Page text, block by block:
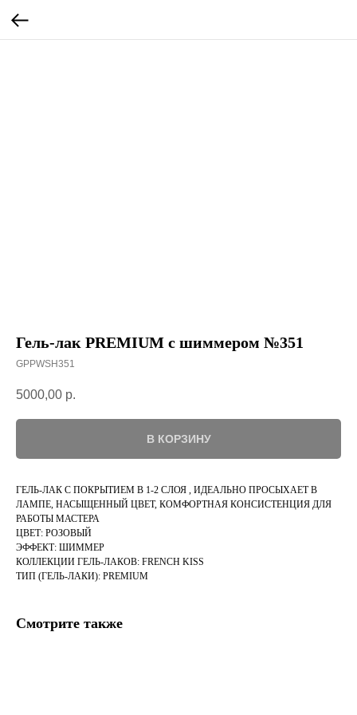
Гель-лак PREMIUM с шиммером №351
GPPWSH351
5000,00 р.
В КОРЗИНУ
ГЕЛЬ-ЛАК С ПОКРЫТИЕМ В 1-2 СЛОЯ , ИДЕАЛЬНО ПРОСЫХАЕТ В
ЛАМПЕ, НАСЫЩЕННЫЙ ЦВЕТ, КОМФОРТНАЯ КОНСИСТЕНЦИЯ ДЛЯ
РАБОТЫ МАСТЕРА
ЦВЕТ: РОЗОВЫЙ
ЭФФЕКТ: ШИММЕР
КОЛЛЕКЦИИ ГЕЛЬ-ЛАКОВ: FRENCH KISS
ТИП (ГЕЛЬ-ЛАКИ): PREMIUM
Смотрите также